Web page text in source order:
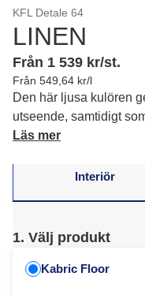
KFL Detale 64
LINEN
Från 1 539 kr/st.
Från 549,64 kr/l
Den här ljusa kulören
utseende, samtidigt
golvet från dagligt
Läs mer
Interiör
1. Välj produkt
Kabric Floor